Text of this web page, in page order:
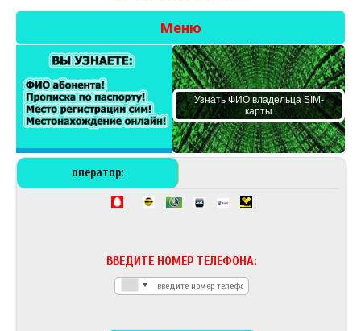
Меню
Узнать ФИО владельца SIM-
карты
оператор:
ВВЕДИТЕ НОМЕР ТЕЛЕФОНА: